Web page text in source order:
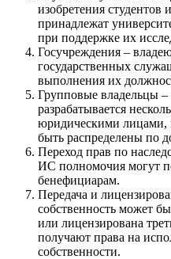
изобретения студентов
принадлежат
при поддержке их
Госучреждения –
государственных
выполнения их
Групповые владельцы –
разрабатывается
юридическими лицами,
быть распределены по
Переход прав по
ИС полномочия могут
бенефициарам.
Передача и
собственность может
или лицензирована
получают права на
собственности.